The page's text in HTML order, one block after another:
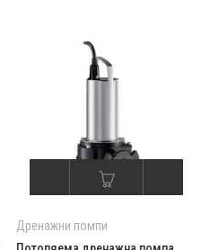
Дренажни помпи